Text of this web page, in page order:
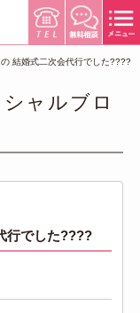
結婚式二次会代行でした????
ャルブロ
行でした????